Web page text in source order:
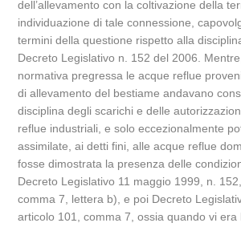
dell’allevamento con la coltivazione della
individuazione di tale connessione,
termini della questione rispetto alla
Decreto Legislativo n. 152 del 2006.
normativa pregressa le acque reflue
di allevamento del bestiame andavano
disciplina degli scarichi e delle
reflue industriali, e solo eccezionalmente
assimilate, ai detti fini, alle acque reflue
fosse dimostrata la presenza delle
Decreto Legislativo 11 maggio 1999, n.
comma 7, lettera b), e poi Decreto
articolo 101, comma 7, ossia quando vi era